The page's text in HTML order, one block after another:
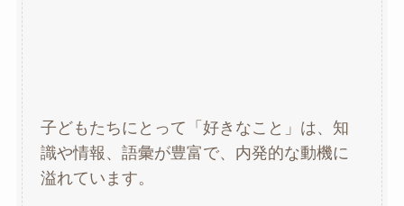
子どもたちにとって「好きなこと」は、知
識や情報、語彙が豊富で、内発的な動機に
溢れています。